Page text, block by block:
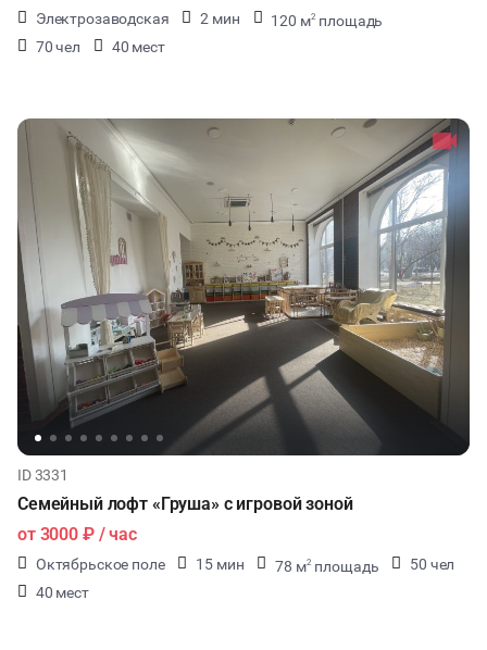
Электрозаводская 2 мин 120 м2 площадь
70 чел
40 мест
ID 3331
Семейный лофт «Груша» с игровой зоной
от 3000 ₽/ час
Октябрьское поле 15 мин 78 м2 площадь
50 чел
40 мест